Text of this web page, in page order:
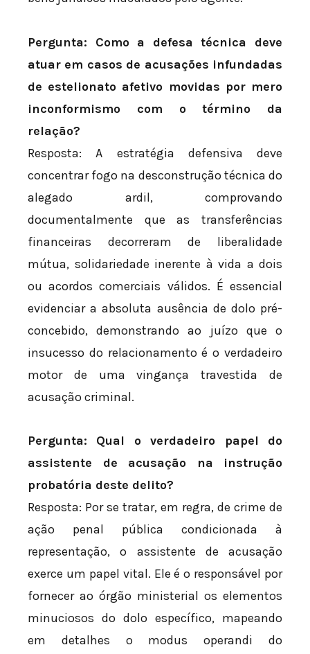
Pergunta: Como a defesa técnica deve
atuar em casos de acusações infundadas
de estelionato afetivo movidas por mero
inconformismo com o término da
relação?
Resposta: A estratégia defensiva deve
concentrar fogo na desconstrução técnica do
alegado ardil, comprovando
documentalmente que as transferências
financeiras decorreram de liberalidade
mútua, solidariedade inerente à vida a dois
ou acordos comerciais válidos. É essencial
evidenciar a absoluta ausência de dolo pré-
concebido, demonstrando ao juízo que o
insucesso do relacionamento é o verdadeiro
motor de uma vingança travestida de
acusação criminal.
Pergunta: Qual o verdadeiro papel do
assistente de acusação na instrução
probatória deste delito?
Resposta: Por se tratar, em regra, de crime de
ação penal pública condicionada à
representação, o assistente de acusação
exerce um papel vital. Ele é o responsável por
fornecer ao órgão ministerial os elementos
minuciosos do dolo específico, mapeando
em detalhes o modus operandi do